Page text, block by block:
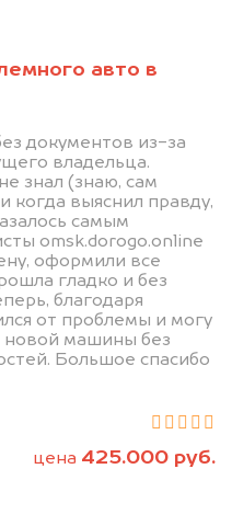
авто в
документов из-за
владельца.
знал (знаю, сам
когда выяснил правду,
самым
omsk.dorogo.online
оформили все
гладко и без
благодаря
от проблемы и могу
новой машины без
Большое спасибо
цена 425.000 руб.
ПТС.
своих
и соглашаюсь с